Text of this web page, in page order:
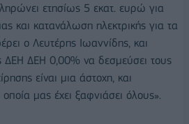
ετησίως 5 εκατ. ευρώ για
και κατανάλωση ηλεκτρικής για τα
ο Λευτέρης Ιωαννίδης, και
ΔΕΗ ΔΕΗ 0,00% να δεσμεύσει τους
είναι μια άστοχη, και
μας έχει ξαφνιάσει όλους».